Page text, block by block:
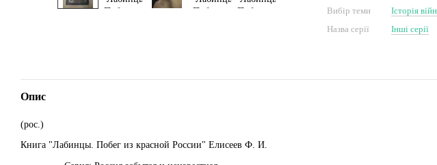
Вибір теми
Історія
Назва серії
Інші серії
Опис
(рос.)
Книга "Лабинцы. Побег из красной России" Елисеев Ф. И.